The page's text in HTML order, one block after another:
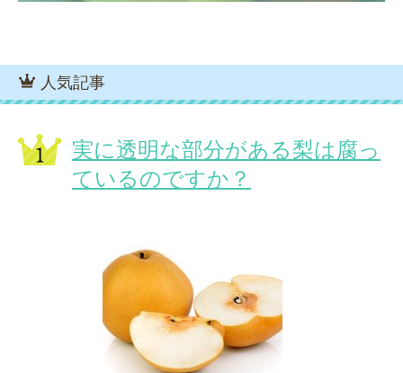
人気記事
実に透明な部分がある梨は腐っ
ているのですか？